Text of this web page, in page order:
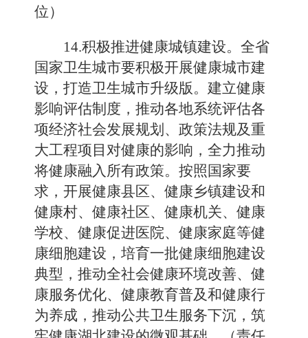
位）
14.积极推进健康城镇建设。全省
国家卫生城市要积极开展健康城市建
设，打造卫生城市升级版。建立健康
影响评估制度，推动各地系统评估各
项经济社会发展规划、政策法规及重
大工程项目对健康的影响，全力推动
将健康融入所有政策。按照国家要
求，开展健康县区、健康乡镇建设和
健康村、健康社区、健康机关、健康
学校、健康促进医院、健康家庭等健
康细胞建设，培育一批健康细胞建设
典型，推动全社会健康环境改善、健
康服务优化、健康教育普及和健康行
为养成，推动公共卫生服务下沉，筑